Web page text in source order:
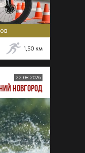
1,50 км
22.08.2026
НОВГОРОД